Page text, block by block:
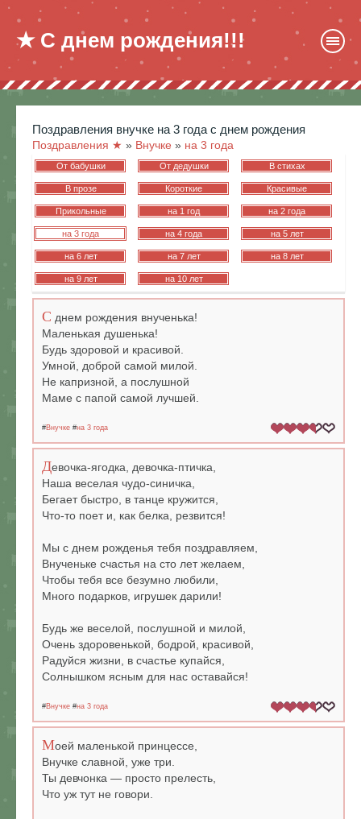
★ С днем рождения!!!
поздравления внучке на 3 года с днем рождения
Поздравления ★ » Внучке » на 3 года
От бабушки От дедушки В стихах
В прозе Короткие Красивые
Прикольные на 1 год на 2 года
на 3 года на 4 года на 5 лет
на 6 лет на 7 лет на 8 лет
на 9 лет на 10 лет
С днем рождения внученька!
Маленькая душенька!
Будь здоровой и красивой.
Умной, доброй самой милой.
Не капризной, а послушной
Маме с папой самой лучшей.
#Внучке #на 3 года
Девочка-ягодка, девочка-птичка,
Наша веселая чудо-синичка,
Бегает быстро, в танце кружится,
Что-то поет и, как белка, резвится!
Мы с днем рожденья тебя поздравляем,
Внученьке счастья на сто лет желаем,
Чтобы тебя все безумно любили,
Много подарков, игрушек дарили!
Будь же веселой, послушной и милой,
Очень здоровенькой, бодрой, красивой,
Радуйся жизни, в счастье купайся,
Солнышком ясным для нас оставайся!
#Внучке #на 3 года
Моей маленькой принцессе,
Внучке славной, уже три.
Ты девчонка — просто прелесть,
Что уж тут не говори.